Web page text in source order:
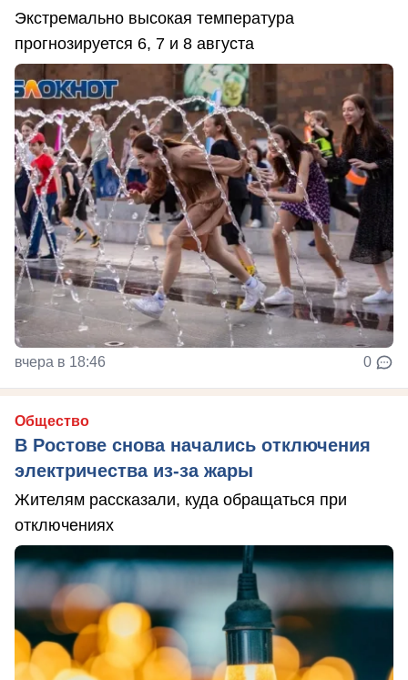
Экстремально высокая температура
прогнозируется 6, 7 и 8 августа
вчера в 18:46 0
Общество
В Ростове снова начались отключения
электричества из-за жары
Жителям рассказали, куда обращаться при
отключениях